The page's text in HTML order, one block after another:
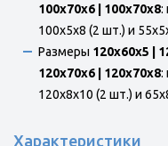
100х70х6 | 100х70х8:
100x5x8 (2 шт.) и
Размеры 120х60х5 |
120х70х6 | 120х70х8:
120x8x10 (2 шт.) и
Характеристики